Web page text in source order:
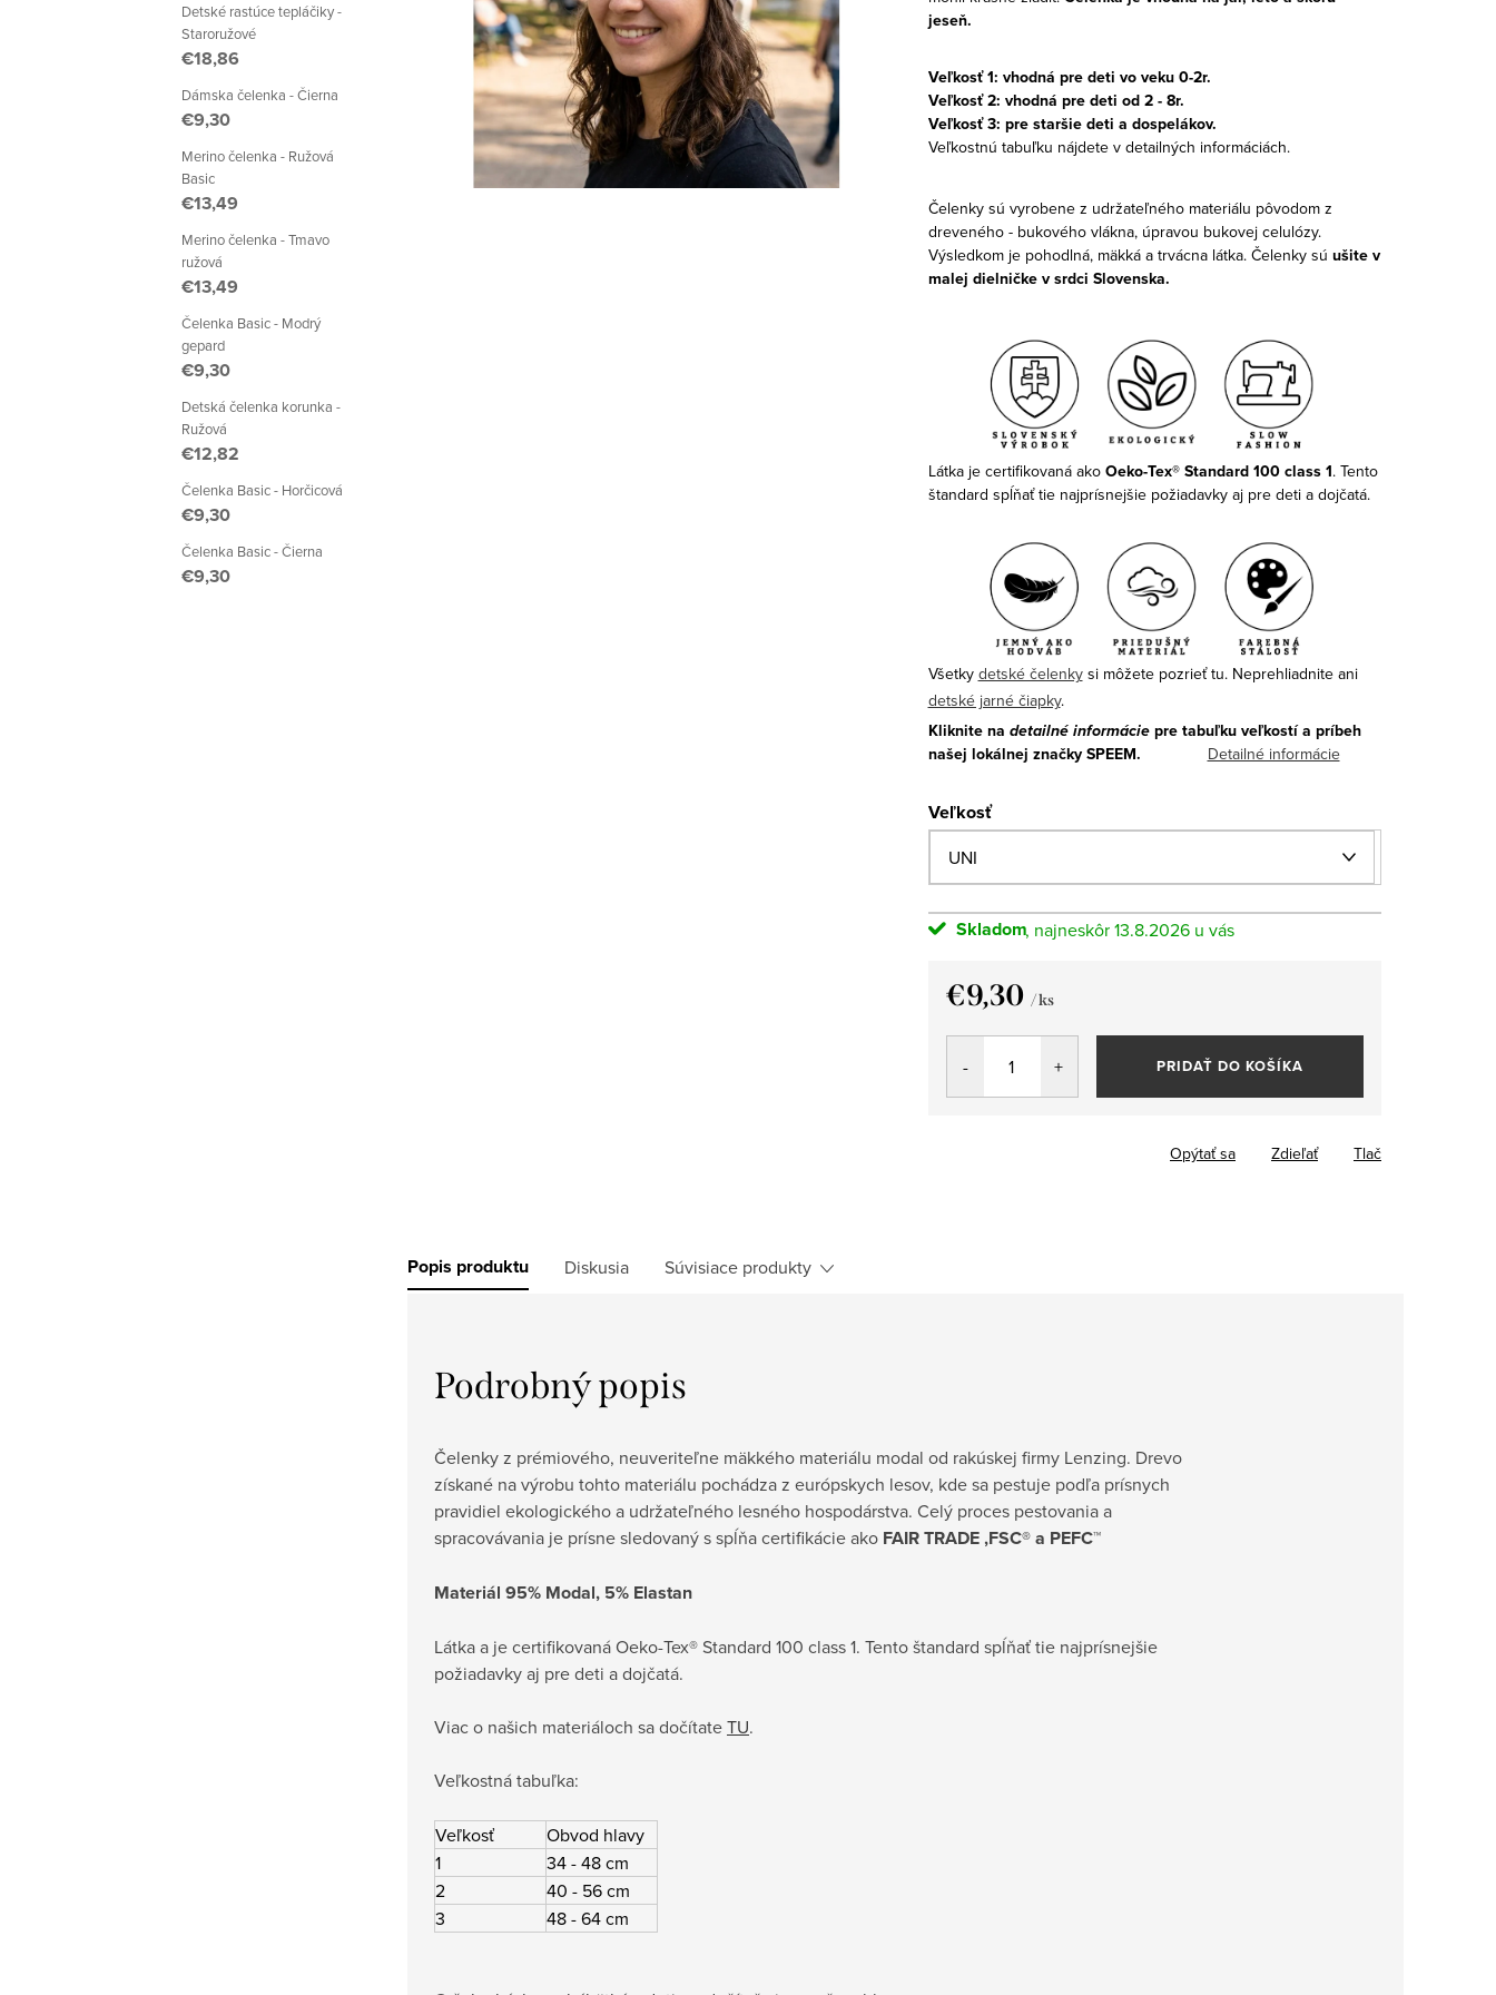
Detské rastúce tepláčiky -
Staroružové
€18,86
Dámska čelenka - Čierna
€9,30
Merino čelenka - Ružová
Basic
€13,49
Merino čelenka - Tmavo
ružová
€13,49
Čelenka Basic - Modrý
gepard
€9,30
Detská čelenka korunka -
Ružová
€12,82
Čelenka Basic - Horčicová
€9,30
Čelenka Basic - Čierna
€9,30
jeseň.
Veľkosť 1: vhodná pre deti vo veku 0-2r.
Veľkosť 2: vhodná pre deti od 2 - 8r.
Veľkosť 3: pre staršie deti a dospelákov.
Veľkostnú tabuľku nájdete v detailných informáciách.
Čelenky sú vyrobene z udržateľného materiálu pôvodom z
dreveného - bukového vlákna, úpravou bukovej celulózy.
Výsledkom je pohodlná, mäkká a trvácna látka. Čelenky sú ušite v
malej dielničke v srdci Slovenska.
Látka je certifikovaná ako Oeko-Tex® Standard 100 class 1. Tento
štandard spĺňať tie najprísnejšie požiadavky aj pre deti a dojčatá.
Všetky detské čelenkysi môžete pozrieť tu. Neprehliadnite ani
detské jarné čiapky.
Kliknite na detailné informáciepre tabuľku veľkostí a príbeh
našej lokálnej značky SPEEM.
Detailné informácie
Veľkosť
Skladom 13.8.2026
€9,30 / ks
Jednotková
PRIDAŤ DO KOŠÍKA
Tlač
Opýtať sa Zdieľať
Popis produktu Diskusia Súvisiace produkty
Podrobný popis
Čelenky z prémiového, neuveriteľne mäkkého materiálu modal od rakúskej firmy Lenzing. Drevo
získané na výrobu tohto materiálu pochádza z európskych lesov, kde sa pestuje podľa prísnych
pravidiel ekologického a udržateľného lesného hospodárstva. Celý proces pestovania a
spracovávania je prísne sledovaný s spĺňa certifikácie ako FAIR TRADE ,FSC® a PEFC™
Materiál 95% Modal, 5% Elastan
Látka a je certifikovaná Oeko-Tex® Standard 100 class 1. Tento štandard spĺňať tie najprísnejšie
požiadavky aj pre deti a dojčatá.
Viac o našich materiáloch sa dočítateTU.
Veľkostná tabuľka:
Veľkosť
Obvod hlavy
1
34 - 48 cm
2
40 - 56 cm
3
48 - 64 cm